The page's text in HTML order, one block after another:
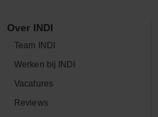
Over INDI
Team INDI
Werken bij INDI
Vacatures
Reviews